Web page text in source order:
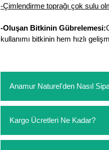
-Çimlendirme toprağı çok sulu
-Oluşan Bitkinin Gübrelemesi:
kullanımı bitkinin hem hızlı
Anamur Naturel'den Nasıl
sipariş verebilirsiniz.
ödeme yoktur.
Kargo Ücretleri Ne Kadar?